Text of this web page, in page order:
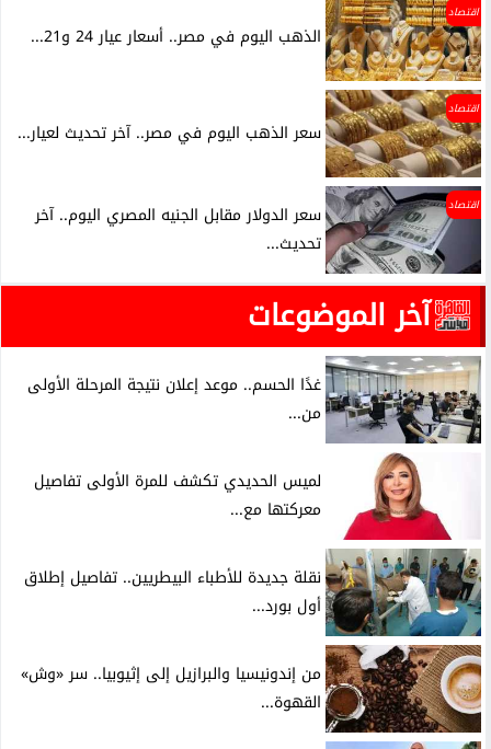
اقتصاد
الذهب اليوم في مصر.. أسعار عيار 24 و21...
اقتصاد
سعر الذهب اليوم في مصر.. آخر تحديث لعيار...
اقتصاد
سعر الدولار مقابل الجنيه المصري اليوم.. آخر
تحديث...
آخر الموضوعات
غدًا الحسم.. موعد إعلان نتيجة المرحلة الأولى
من...
لميس الحديدي تكشف للمرة الأولى تفاصيل
معركتها مع...
نقلة جديدة للأطباء البيطريين.. تفاصيل إطلاق
أول بورد...
من إندونيسيا والبرازيل إلى إثيوبيا.. سر «وش»
القهوة...